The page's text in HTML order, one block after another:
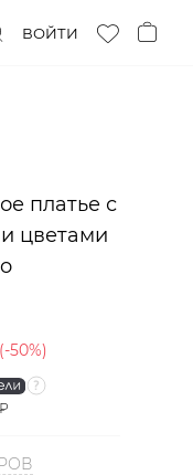
ВОЙТИ
платье с
цветами
(-50%)